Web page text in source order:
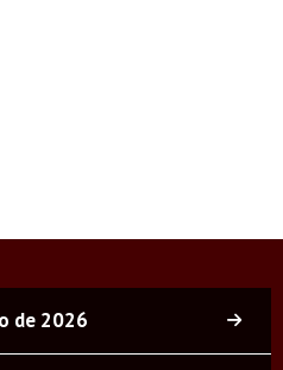
de 2026